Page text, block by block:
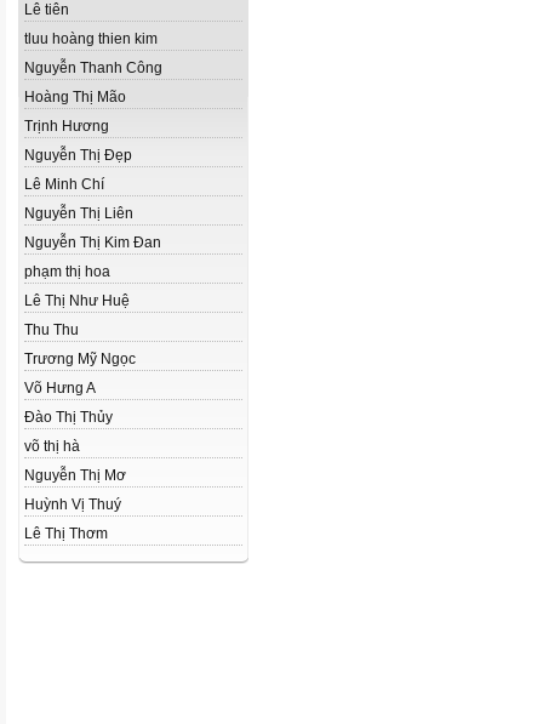
Lê tiên
tluu hoàng thien kim
Nguyễn Thanh Công
Hoàng Thị Mão
Trịnh Hương
Nguyễn Thị Đẹp
Lê Minh Chí
Nguyễn Thị Liên
Nguyễn Thị Kim Đan
phạm thị hoa
Lê Thị Như Huệ
Thu Thu
Trương Mỹ Ngọc
Võ Hưng A
Đào Thị Thủy
võ thị hà
Nguyễn Thị Mơ
Huỳnh Vị Thuý
Lê Thị Thơm